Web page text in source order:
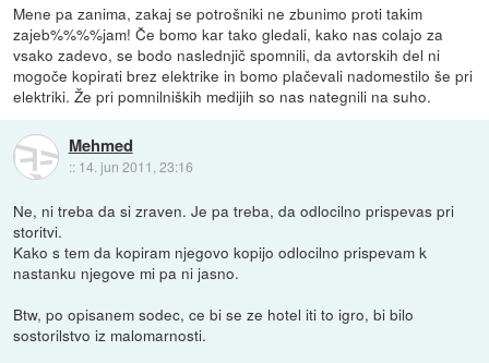
Mene pa zanima, zakaj se potrošniki ne zbunimo proti takim
zajeb%%%%jam! Če bomo kar tako gledali, kako nas colajo za
vsako zadevo, se bodo naslednjič spomnili, da avtorskih del ni
mogoče kopirati brez elektrike in bomo plačevali nadomestilo še pri
elektriki. Že pri pomnilniških medijih so nas nategnili na suho.
Mehmed
:: 14. jun 2011, 23:16
Ne, ni treba da si zraven. Je pa treba, da odlocilno prispevas pri
storitvi.
Kako s tem da kopiram njegovo kopijo odlocilno prispevam k
nastanku njegove mi pa ni jasno.
Btw, po opisanem sodec, ce bi se ze hotel iti to igro, bi bilo
sostorilstvo iz malomarnosti.